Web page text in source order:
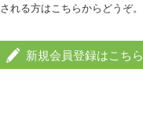
れる方はこちらからどうぞ。
新規会員登録はこちら